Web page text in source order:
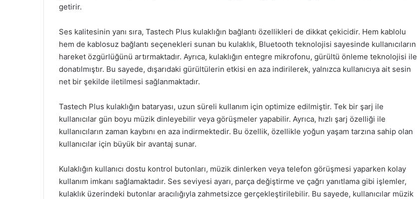
getirir.
Ses kalitesinin yanı sıra, Tastech Plus kulaklığın bağlantı özellikleri de dikkat çekicidir. Hem kablolu
hem de kablosuz bağlantı seçenekleri sunan bu kulaklık, Bluetooth teknolojisi sayesinde kullanıcıların
hareket özgürlüğünü artırmaktadır. Ayrıca, kulaklığın entegre mikrofonu, gürültü önleme teknolojisi ile
donatılmıştır. Bu sayede, dışarıdaki gürültülerin etkisi en aza indirilerek, yalnızca kullanıcıya ait sesin
net bir şekilde iletilmesi sağlanmaktadır.
Tastech Plus kulaklığın bataryası, uzun süreli kullanım için optimize edilmiştir. Tek bir şarj ile
kullanıcılar gün boyu müzik dinleyebilir veya görüşmeler yapabilir. Ayrıca, hızlı şarj özelliği ile
kullanıcıların zaman kaybını en aza indirmektedir. Bu özellik, özellikle yoğun yaşam tarzına sahip olan
kullanıcılar için büyük bir avantaj sunar.
Kulaklığın kullanıcı dostu kontrol butonları, müzik dinlerken veya telefon görüşmesi yaparken kolay
kullanım imkanı sağlamaktadır. Ses seviyesi ayarı, parça değiştirme ve çağrı yanıtlama gibi işlemler,
kulaklık üzerindeki butonlar aracılığıyla zahmetsizce gerçekleştirilebilir. Bu sayede, kullanıcılar müzik